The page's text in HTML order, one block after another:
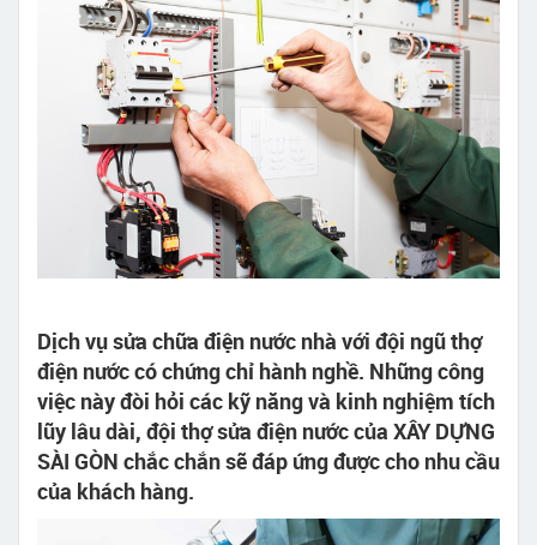
Dịch vụ sửa chữa điện nước nhà với đội ngũ thợ
điện nước có chứng chỉ hành nghề. Những công
việc này đòi hỏi các kỹ năng và kinh nghiệm tích
lũy lâu dài, đội thợ sửa điện nước của XÂY DỰNG
SÀI GÒN chắc chắn sẽ đáp ứng được cho nhu cầu
của khách hàng.